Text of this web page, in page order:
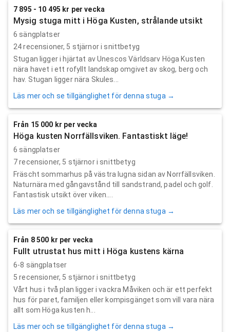
7 895 - 10 495 kr per vecka
Mysig stuga mitt i Höga Kusten, strålande utsikt
6 sängplatser
24recensioner, 5 stjärnor i snittbetyg
Stugan ligger i hjärtat av Unescos Världsarv Höga Kusten
nära havet i ett rofyllt landskap omgivet av skog, berg och
hav. Stugan ligger nära Skules...
Läs mer och se tillgänglighet för denna stuga →
Från 15 000 kr per vecka
Höga kusten Norrfällsviken. Fantastiskt läge!
6 sängplatser
7recensioner, 5 stjärnor i snittbetyg
Fräscht sommarhus på västra lugna sidan av Norrfällsviken.
Naturnära med gångavstånd till sandstrand, padel och golf.
Fantastisk utsikt över viken....
Läs mer och se tillgänglighet för denna stuga →
Från 8 500 kr per vecka
Fullt utrustat hus mitt i Höga kustens kärna
6-8 sängplatser
5 recensioner, 5 stjärnor i snittbetyg
Vårt hus i två plan ligger i vackra Måviken och är ett perfekt
hus för paret, familjen eller kompisgänget som vill vara nära
allt som Höga kusten h...
Läs mer och se tillgänglighet för denna stuga →